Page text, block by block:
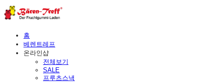
홈
베렌트레프
온라인샵
전체보기
SALE
프루츠스낵